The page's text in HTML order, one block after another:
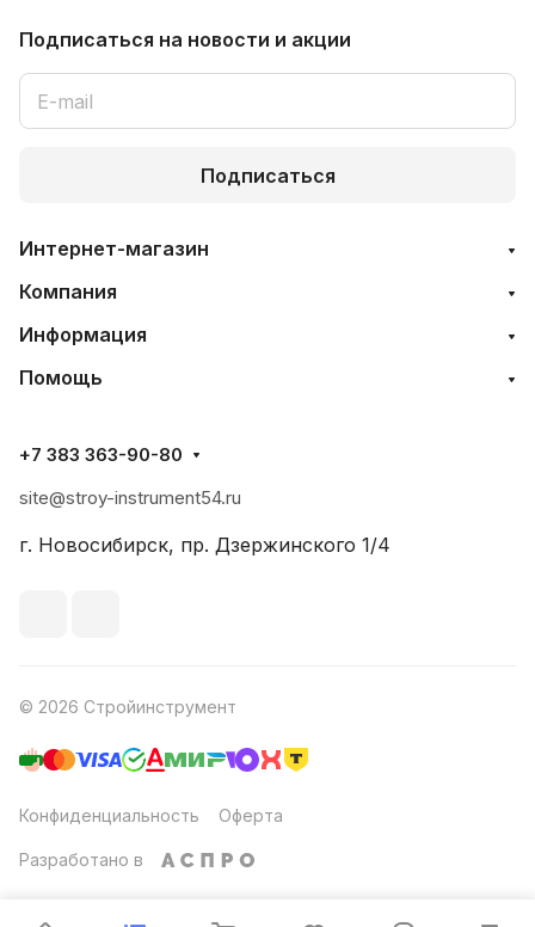
Подписаться на новости и акции
Подписаться
Интернет-магазин
Компания
Информация
Помощь
+7 383 363-90-80
site@stroy-instrument54.ru
г. Новосибирск, пр. Дзержинского 1/4
© 2026 Стройинструмент
Конфиденциальность Оферта
Разработано в